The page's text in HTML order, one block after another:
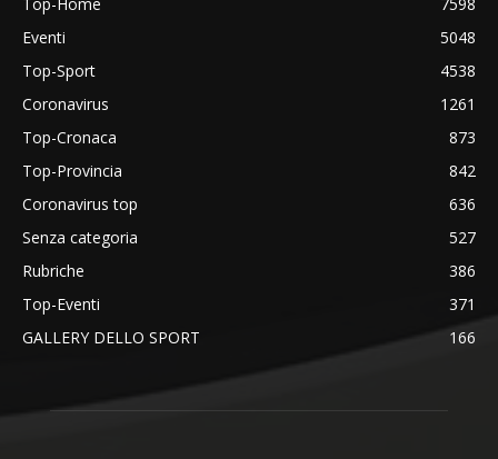
Eventi
5048
Top-Sport
4538
Coronavirus
1261
Top-Cronaca
873
Top-Provincia
842
Coronavirus top
636
Senza categoria
527
Rubriche
386
Top-Eventi
371
GALLERY DELLO SPORT
166